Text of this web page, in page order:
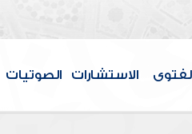
الاستشارات الصوتيات